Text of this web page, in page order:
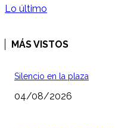
Lo último
MÁS VISTOS
Silencio en la plaza
04/08/2026